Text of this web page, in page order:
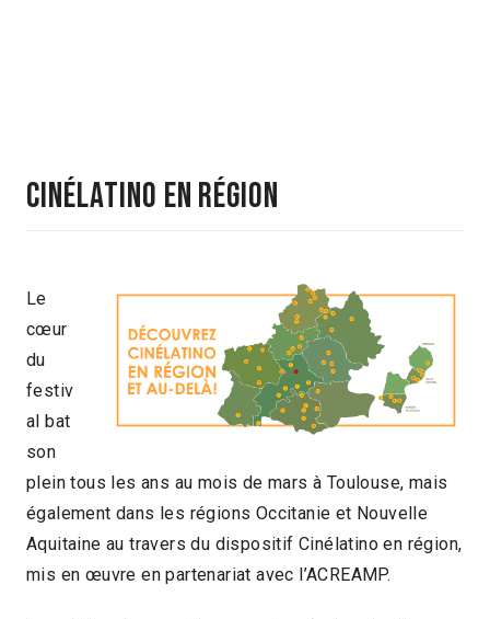
CINÉLATINO EN RÉGION
Le
cœur
du
festiv
al bat
son
plein tous les ans au mois de mars à Toulouse, mais
également dans les régions Occitanie et Nouvelle
Aquitaine au travers du dispositif Cinélatino en région,
mis en œuvre en partenariat avec l’ACREAMP.